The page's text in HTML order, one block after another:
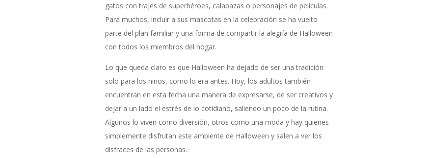
gatos con trajes de superhéroes, calabazas o personajes de películas.
Para muchos, incluir a sus mascotas en la celebración se ha vuelto
parte del plan familiar y una forma de compartir la alegría de Halloween
con todos los miembros del hogar.
Lo que queda claro es que Halloween ha dejado de ser una tradición
solo para los niños, como lo era antes. Hoy, los adultos también
encuentran en esta fecha una manera de expresarse, de ser creativos y
dejar a un lado el estrés de lo cotidiano, saliendo un poco de la rutina.
Algunos lo viven como diversión, otros como una moda y hay quienes
simplemente disfrutan este ambiente de Halloween y salen a ver los
disfraces de las personas.